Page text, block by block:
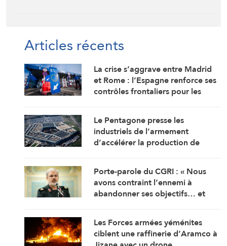
Articles récents
La crise s’aggrave entre Madrid
et Rome : l’Espagne renforce ses
contrôles frontaliers pour les
Le Pentagone presse les
industriels de l’armement
d’accélérer la production de
Porte-parole du CGRI : « Nous
avons contraint l’ennemi à
abandonner ses objectifs… et
Les Forces armées yéménites
ciblent une raffinerie d’Aramco à